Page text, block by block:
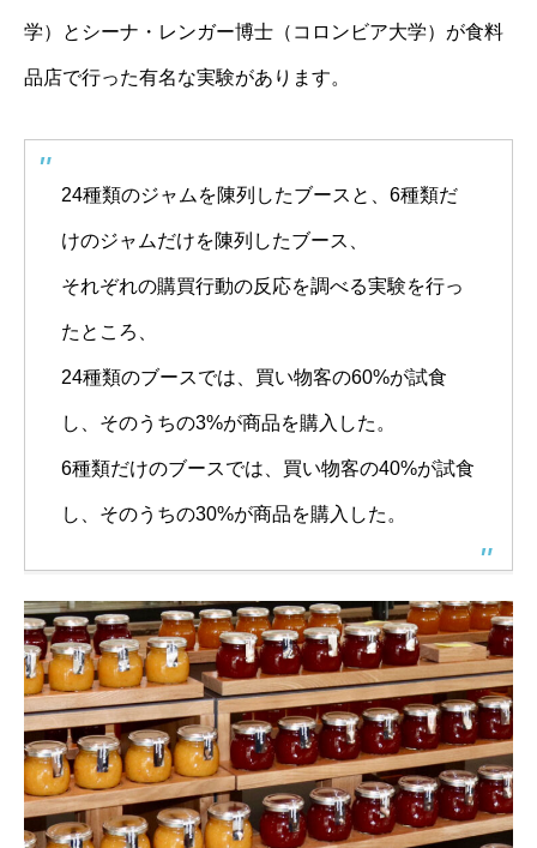
学）とシーナ・レンガー博士（コロンビア大学）が食料
品店で行った有名な実験があります。
24種類のジャムを陳列したブースと、6種類だ
けのジャムだけを陳列したブース、
それぞれの購買行動の反応を調べる実験を行っ
たところ、
24種類のブースでは、買い物客の60%が試食
し、そのうちの3%が商品を購入した。
6種類だけのブースでは、買い物客の40%が試食
し、そのうちの30%が商品を購入した。